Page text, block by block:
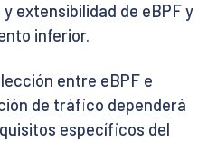
extensibilidad de eBPF y
inferior.
entre eBPF e
de tráfico dependerá
específicos del